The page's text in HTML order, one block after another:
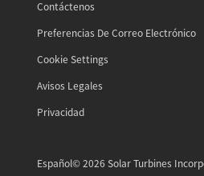
Contáctenos
Preferencias De Correo Electrónico
Cookie Settings
Avisos Legales
Privacidad
Español© 2026 Solar Turbines